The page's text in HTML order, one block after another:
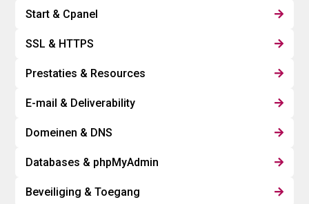
Start & Cpanel 
SSL & HTTPS 
Prestaties & Resources 
E-mail & Deliverability 
Domeinen & DNS 
Databases & phpMyAdmin 
Beveiliging & Toegang 